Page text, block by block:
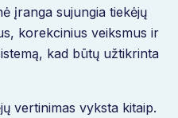
įranga sujungia tiekėjų
korekcinius veiksmus ir
kad būtų užtikrinta
vertinimas vyksta kitaip.